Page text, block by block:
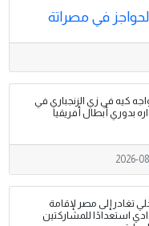
في مصراتة
كيه في زي الزنجباري في
بدوري أبطال أفريقيا
2026-
تغادر إلى مصر لإقامة
استعدادًا للمشاركتين